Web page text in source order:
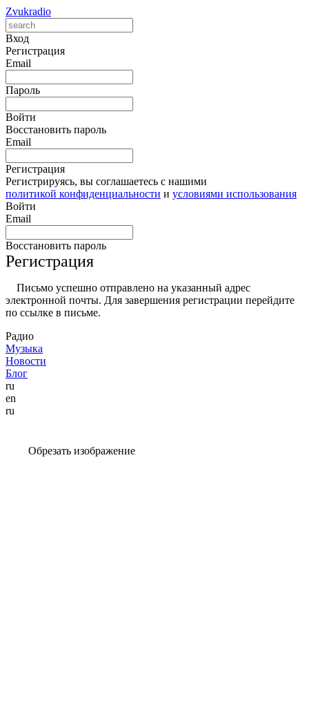
Zvukradio
Вход
Регистрация
Email
Пароль
Войти
Восстановить пароль
Email
Регистрация
Регистрируясь, вы соглашаетесь с нашими
политикой конфиденциальности и условиями использования
Войти
Email
Восстановить пароль
Регистрация
Письмо успешно отправлено на указанный адрес
электронной почты. Для завершения регистрации перейдите
по ссылке в письме.
Радио
Музыка
Новости
Блог
ru
en
ru
Обрезать изображение